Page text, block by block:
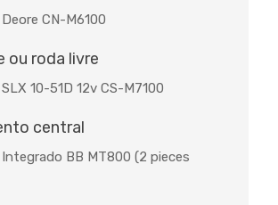
CN-M6100
ou roda livre
10-51D 12v CS-M7100
central
BB MT800 (2 pieces